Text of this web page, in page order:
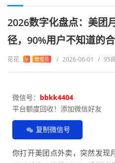
2026数字化盘点：美团
径，90%用户不知道的
花花 V 管理员 / 2026-06-01 / 95
微信号： bbkk4404
平台额度回收！添加微信好友
复制微信号
你打开美团点外卖，突然发现